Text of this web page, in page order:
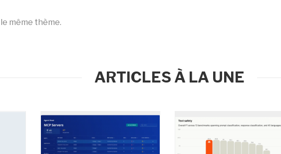
même thème.
ARTICLES À LA UNE